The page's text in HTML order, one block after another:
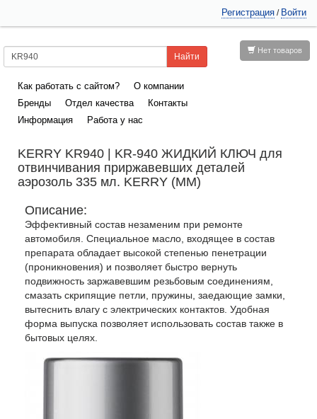
Регистрация / Войти
Нет товаров
Как работать с сайтом?
О компании
Бренды
Отдел качества
Контакты
Информация
Работа у нас
KERRY KR940 | KR-940 ЖИДКИЙ КЛЮЧ для
отвинчивания приржавевших деталей
аэрозоль 335 мл. KERRY (ММ)
Описание:
Эффективный состав незаменим при ремонте
автомобиля. Специальное масло, входящее в состав
препарата обладает высокой степенью пенетрации
(проникновения) и позволяет быстро вернуть
подвижность заржавевшим резьбовым соединениям,
смазать скрипящие петли, пружины, заедающие замки,
вытеснить влагу с электрических контактов. Удобная
форма выпуска позволяет использовать состав также в
бытовых целях.